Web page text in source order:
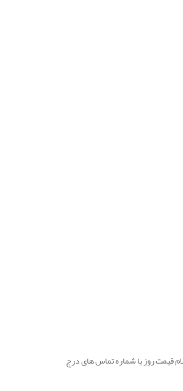
قیمت روز با شماره تماس های درج